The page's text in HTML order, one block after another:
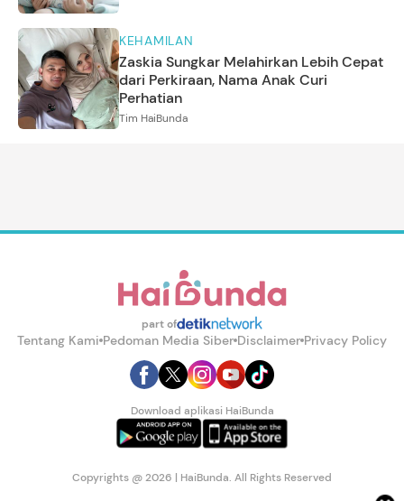
KEHAMILAN
Zaskia Sungkar Melahirkan Lebih Cepat
dari Perkiraan, Nama Anak Curi
Perhatian
Tim HaiBunda
part of
Tentang Kami Pedoman Media Siber Disclaimer Privacy Policy
Download aplikasi HaiBunda
Copyrights @ 2026 | HaiBunda. All Rights Reserved